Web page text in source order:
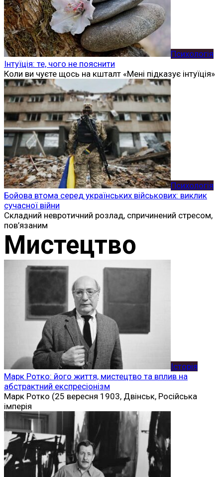
Психологія
Інтуїція: те, чого не пояснити
Коли ви чуєте щось на кшталт «Мені підказує інтуїція»
Психологія
Бойова втома серед українських військових: виклик
сучасної війни
Складний невротичний розлад, спричинений стресом,
пов’язаним
Мистецтво
Історія
Марк Ротко: його життя, мистецтво та вплив на
абстрактний експресіонізм
Марк Ротко (25 вересня 1903, Двінськ, Російська
імперія